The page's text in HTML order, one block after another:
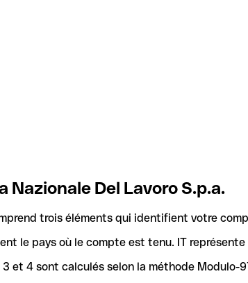
Del Lavoro S.p.a.
trois éléments qui identifient votre
le pays où le compte est tenu. IT représente
et 4 sont calculés selon la méthode